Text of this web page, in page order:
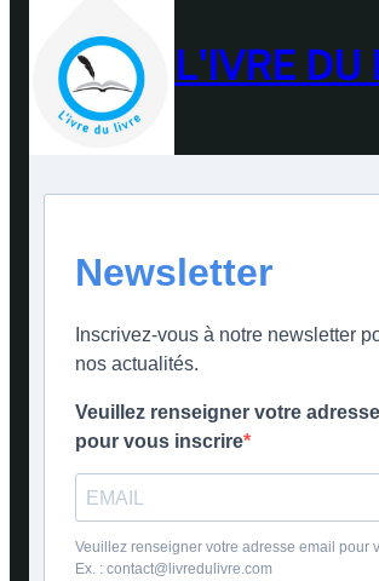
L'IVRE DU
Newsletter
Inscrivez-vous à notre newsletter
nos actualités.
Veuillez renseigner votre
pour vous inscrire
Veuillez renseigner votre adresse email pour
Ex. : contact@livredulivre.com